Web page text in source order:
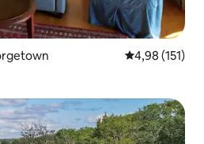
4,98 (151)